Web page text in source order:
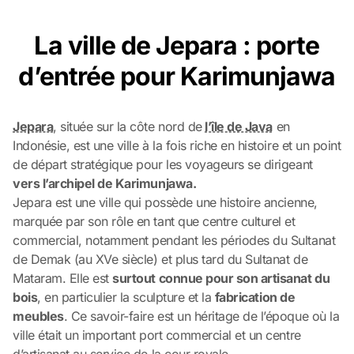
La ville de Jepara : porte
d’entrée pour Karimunjawa
Jepara, située sur la côte nord de l’île de Javaen
Indonésie, est une ville à la fois riche en histoire et un point
de départ stratégique pour les voyageurs se dirigeant
vers l’archipel de Karimunjawa.
Jepara est une ville qui possède une histoire ancienne,
marquée par son rôle en tant que centre culturel et
commercial, notamment pendant les périodes du Sultanat
de Demak (au XVe siècle) et plus tard du Sultanat de
Mataram. Elle estsurtout connue pour son artisanat du
bois, en particulier la sculpture et la fabrication de
meubles. Ce savoir-faire est un héritage de l’époque où la
ville était un important port commercial et un centre